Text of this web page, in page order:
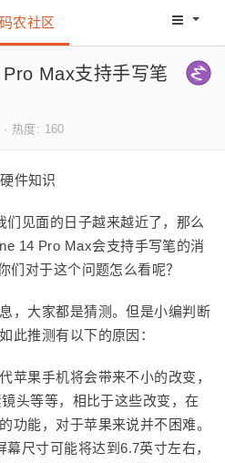
码农社区 码农网
Max支持手写笔
· 热度: 160
见面的日子越来越近了，那么
14 Pro Max会支持手写笔的消
们对于这个问题怎么看呢？
，大家都是猜测。但是小编判断
此推测有以下的原因：
苹果手机将会带来不小的改变，
头等等，相比于这些改变，在
功能，对于苹果来说并不困难。
尺寸可能将达到6.7英寸左右，